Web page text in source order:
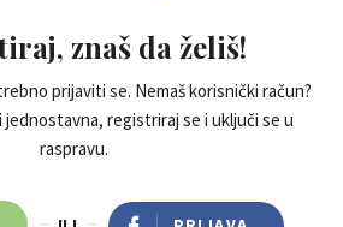
znaš da želiš!
prijaviti se. Nemaš korisnički račun?
jednostavna, registriraj se i uključi se u
raspravu.